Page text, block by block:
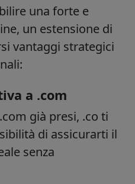
una forte e
un estensione di
vantaggi strategici
a .com
già presi, .co ti
di assicurarti il
senza